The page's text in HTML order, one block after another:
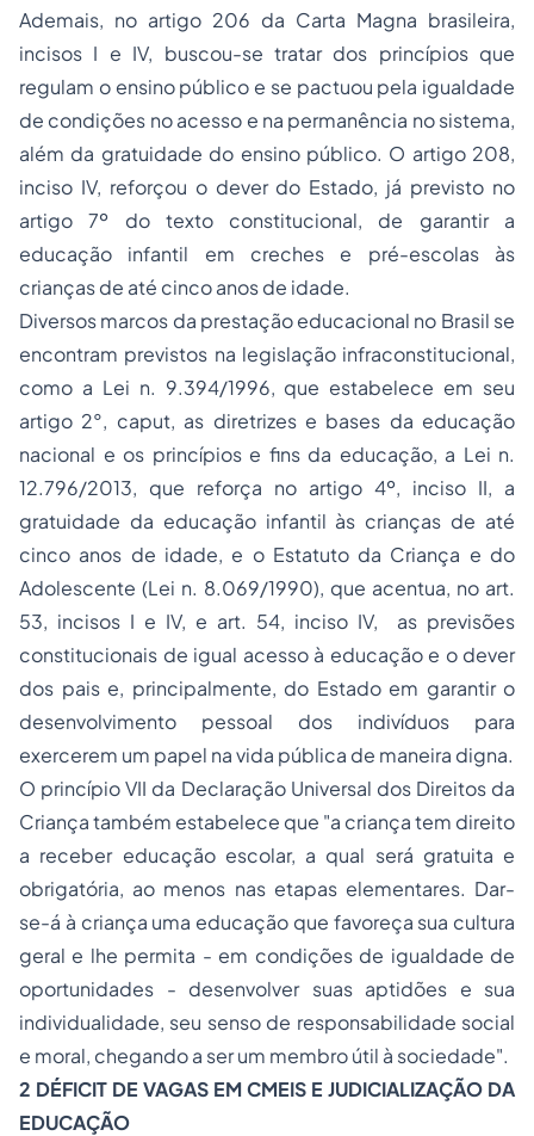
Ademais, no artigo 206 da Carta Magna brasileira,
incisos I e IV, buscou-se tratar dos princípios que
regulam o ensino público e se pactuou pela igualdade
de condições no acesso e na permanência no sistema,
além da gratuidade do ensino público. O artigo 208,
inciso IV, reforçou o dever do Estado, já previsto no
artigo 7º do texto constitucional, de garantir a
educação infantil em creches e pré-escolas às
crianças de até cinco anos de idade.
Diversos marcos da prestação educacional no Brasil se
encontram previstos na legislação infraconstitucional,
como a Lei n. 9.394/1996, que estabelece em seu
artigo 2°, caput, as diretrizes e bases da educação
nacional e os princípios e fins da educação, a Lei n.
12.796/2013, que reforça no artigo 4º, inciso II, a
gratuidade da educação infantil às crianças de até
cinco anos de idade, e o Estatuto da Criança e do
Adolescente (Lei n. 8.069/1990), que acentua, no art.
53, incisos I e IV, e art. 54, inciso IV, as previsões
constitucionais de igual acesso à educação e o dever
dos pais e, principalmente, do Estado em garantir o
desenvolvimento pessoal dos indivíduos para
exercerem um papel na vida pública de maneira digna.
O princípio VII da Declaração Universal dos Direitos da
Criança também estabelece que "a criança tem direito
a receber educação escolar, a qual será gratuita e
obrigatória, ao menos nas etapas elementares. Dar-
se-á à criança uma educação que favoreça sua cultura
geral e lhe permita - em condições de igualdade de
oportunidades - desenvolver suas aptidões e sua
individualidade, seu senso de responsabilidade social
e moral, chegando a ser um membro útil à sociedade".
2 DÉFICIT DE VAGAS EM CMEIS E JUDICIALIZAÇÃO DA
EDUCAÇÃO